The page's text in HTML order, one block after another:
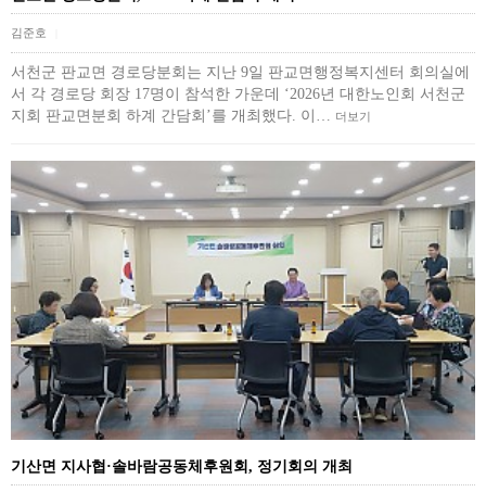
김준호
서천군 판교면 경로당분회는 지난 9일 판교면행정복지센터 회의실에
서 각 경로당 회장 17명이 참석한 가운데 ‘2026년 대한노인회 서천군
지회 판교면분회 하계 간담회’를 개최했다. 이…
더보기
기산면 지사협·솔바람공동체후원회, 정기회의 개최